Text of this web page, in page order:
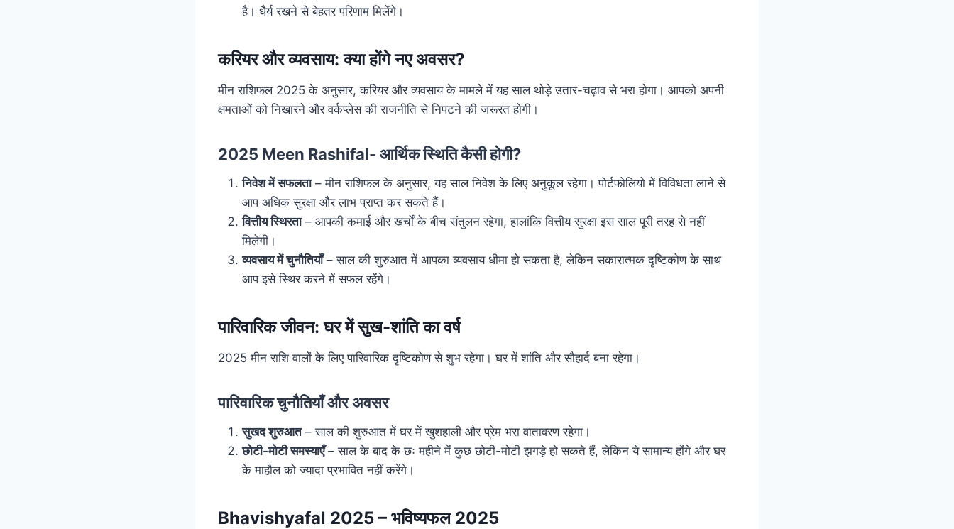
है। धैर्य रखने से बेहतर परिणाम मिलेंगे।
करियर और व्यवसाय: क्या होंगे नए अवसर?
मीन राशिफल 2025 के अनुसार, करियर और व्यवसाय के मामले में यह साल थोड़े उतार-चढ़ाव से भरा होगा। आपको अपनी
क्षमताओं को निखारने और वर्कप्लेस की राजनीति से निपटने की जरूरत होगी।
2025 Meen Rashifal- आर्थिक स्थिति कैसी होगी?
निवेश में सफलता– मीन राशिफल के अनुसार, यह साल निवेश के लिए अनुकूल रहेगा। पोर्टफोलियो में विविधता लाने से
आप अधिक सुरक्षा और लाभ प्राप्त कर सकते हैं।
वित्तीय स्थिरता– आपकी कमाई और खर्चों के बीच संतुलन रहेगा, हालांकि वित्तीय सुरक्षा इस साल पूरी तरह से नहीं
मिलेगी।
व्यवसाय में चुनौतियाँ– साल की शुरुआत में आपका व्यवसाय धीमा हो सकता है, लेकिन सकारात्मक दृष्टिकोण के साथ
आप इसे स्थिर करने में सफल रहेंगे।
पारिवारिक जीवन: घर में सुख-शांति का वर्ष
2025 मीन राशि वालों के लिए पारिवारिक दृष्टिकोण से शुभ रहेगा। घर में शांति और सौहार्द बना रहेगा।
पारिवारिक चुनौतियाँ और अवसर
सुखद शुरुआत– साल की शुरुआत में घर में खुशहाली और प्रेम भरा वातावरण रहेगा।
छोटी-मोटी समस्याएँ– साल के बाद के छः महीने में कुछ छोटी-मोटी झगड़े हो सकते हैं, लेकिन ये सामान्य होंगे और घर
के माहौल को ज्यादा प्रभावित नहीं करेंगे।
Bhavishyafal 2025 – भविष्यफल 2025